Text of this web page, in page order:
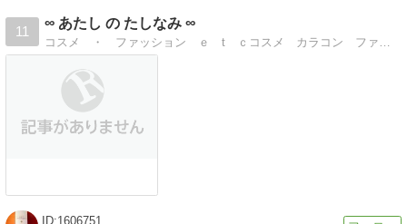
11
∞ あたし の たしなみ ∞
コスメ ・ ファッション ｅ t ｃコスメ カラコン ファッションなど、画像と動画でレビューするブログ
1606751